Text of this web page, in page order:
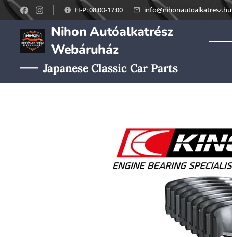
H-P: 08:00-17:00 info@nihonautoalkatresz.hu
Nihon Autóalkatrész
Webáruház
Japanese Classic Car Parts